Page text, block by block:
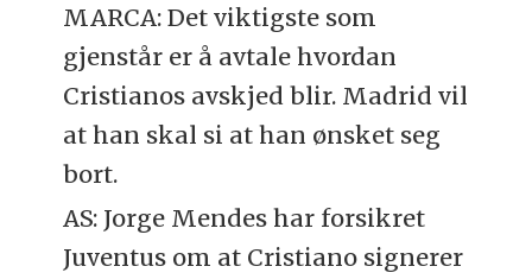
MARCA: Det viktigste som
gjenstår er å avtale hvordan
Cristianos avskjed blir. Madrid vil
at han skal si at han ønsket seg
bort.
AS: Jorge Mendes har forsikret
Juventus om at Cristiano signerer